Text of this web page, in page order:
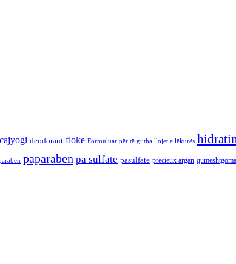
cajyogi deodorant floke Formuluar për të gjitha llojet e lëkurës
paparaben pa sulfate pasulfate precieux argan